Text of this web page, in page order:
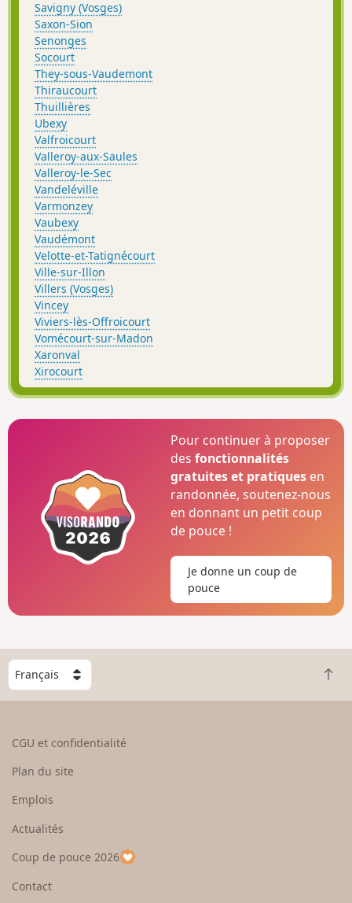
Savigny (Vosges)
Saxon-Sion
Senonges
Socourt
They-sous-Vaudemont
Thiraucourt
Thuillières
Ubexy
Valfroicourt
Valleroy-aux-Saules
Valleroy-le-Sec
Vandeléville
Varmonzey
Vaubexy
Vaudémont
Velotte-et-Tatignécourt
Ville-sur-Illon
Villers (Vosges)
Vincey
Viviers-lès-Offroicourt
Vomécourt-sur-Madon
Xaronval
Xirocourt
Pour continuer à proposer
desfonctionnalités
gratuites et pratiques en
randonnée, soutenez-nous
en donnant un petit coup
de pouce !
Je donne un coup de
pouce
C
h
o
e
u
p
a
R
e
CGU et confidentialité
Plan du site
Emplois
Actualités
Coup de pouce 2026
Contact